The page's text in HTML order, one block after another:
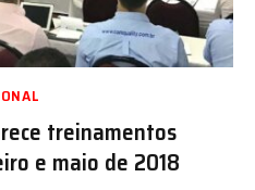
treinamentos
e maio de 2018